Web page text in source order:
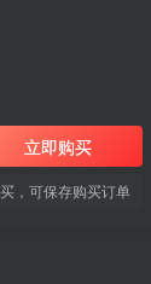
立即购买
，可保存购买订单